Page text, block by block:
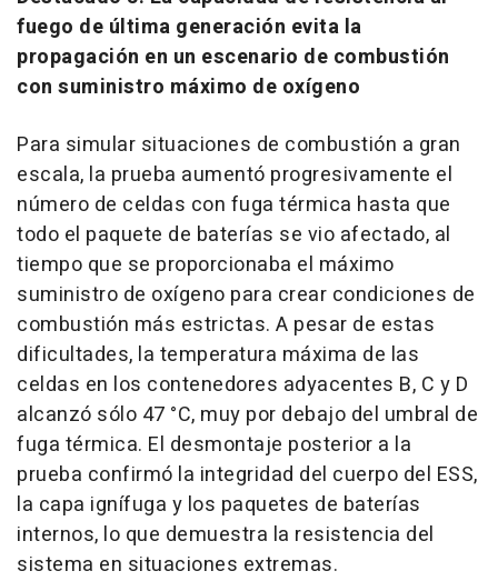
fuego de última generación evita la
propagación en un escenario de combustión
con suministro máximo de oxígeno
Para simular situaciones de combustión a gran
escala, la prueba aumentó progresivamente el
número de celdas con fuga térmica hasta que
todo el paquete de baterías se vio afectado, al
tiempo que se proporcionaba el máximo
suministro de oxígeno para crear condiciones de
combustión más estrictas. A pesar de estas
dificultades, la temperatura máxima de las
celdas en los contenedores adyacentes B, C y D
alcanzó sólo 47 °C, muy por debajo del umbral de
fuga térmica. El desmontaje posterior a la
prueba confirmó la integridad del cuerpo del ESS,
la capa ignífuga y los paquetes de baterías
internos, lo que demuestra la resistencia del
sistema en situaciones extremas.